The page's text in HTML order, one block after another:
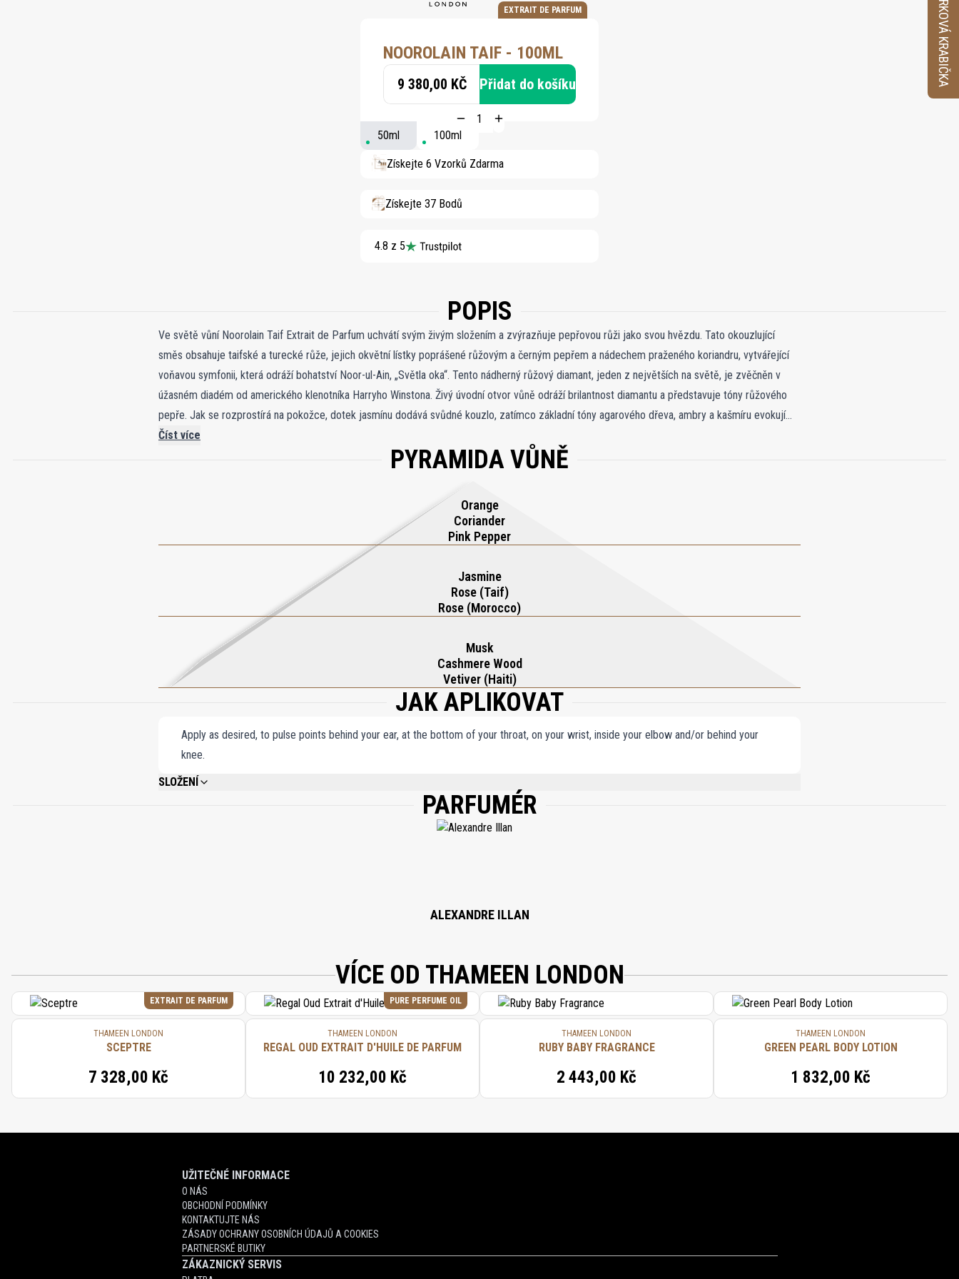
EXTRAIT DE PARFUM
NOOROLAIN TAIF - 100ML
9 380,00 KČ Přidat do košíku
50ml 100ml
Získejte 6 Vzorků Zdarma
Získejte 37 Bodů
4.8 z 5
POPIS
Ve světě vůní Noorolain Taif Extrait de Parfum uchvátí svým živým složením a zvýrazňuje pepřovou růži jako svou hvězdu. Tato okouzlující
směs obsahuje taifské a turecké růže, jejich okvětní lístky poprášené růžovým a černým pepřem a nádechem praženého koriandru, vytvářející
voňavou symfonii, která odráží bohatství Noor-ul-Ain, „Světla oka“. Tento nádherný růžový diamant, jeden z největších na světě, je zvěčněn v
úžasném diadém od amerického klenotníka Harryho Winstona. Živý úvodní otvor vůně odráží brilantnost diamantu a představuje tóny růžového
pepře. Jak se rozprostírá na pokožce, dotek jasmínu dodává svůdné kouzlo, zatímco základní tóny agarového dřeva, ambry a kašmíru evokují
náladovou královnu, což z ní činí nadčasovou vůni, která ztělesňuje krásu i trvalou eleganci.
Číst více
PYRAMIDA VŮNĚ
Orange
Coriander
Pink Pepper
Jasmine
Rose (Taif)
Rose (Morocco)
Musk
Cashmere Wood
Vetiver (Haiti)
JAK APLIKOVAT
Apply as desired, to pulse points behind your ear, at the bottom of your throat, on your wrist, inside your elbow and/or behind your
knee.
SLOŽENÍ
ALCOHOL DENAT., PARFUM (FRAGRANCE), AQUA (WATER), LIMONENE, CITRONELLOL, LINALOOL, GERANIOL, HYDROXYCITRONELLAL, EUGENOL, BENZYL BENZOATE,
PARFUMÉR
ALEXANDRE ILLAN
VÍCE OD THAMEEN LONDON
EXTRAIT DE PARFUM
THAMEEN LONDON
SCEPTRE
7 328,00 Kč
PURE PERFUME OIL
THAMEEN LONDON
REGAL OUD EXTRAIT D'HUILE DE PARFUM
10 232,00 Kč
THAMEEN LONDON
RUBY BABY FRAGRANCE
2 443,00 Kč
THAMEEN LONDON
GREEN PEARL BODY LOTION
1 832,00 Kč
UŽITEČNÉ INFORMACE
O NÁS
OBCHODNÍ PODMÍNKY
KONTAKTUJTE NÁS
ZÁSADY OCHRANY OSOBNÍCH ÚDAJŮ A COOKIES
PARTNERSKÉ BUTIKY
ZÁKAZNICKÝ SERVIS
VZORKOVÁ KRABIČKA